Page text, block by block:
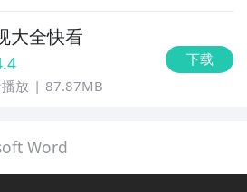
大全快看
放 87.87MB
下载
Word